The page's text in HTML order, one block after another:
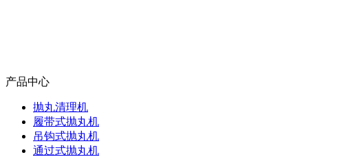
产品中心
抛丸清理机
履带式抛丸机
吊钩式抛丸机
通过式抛丸机